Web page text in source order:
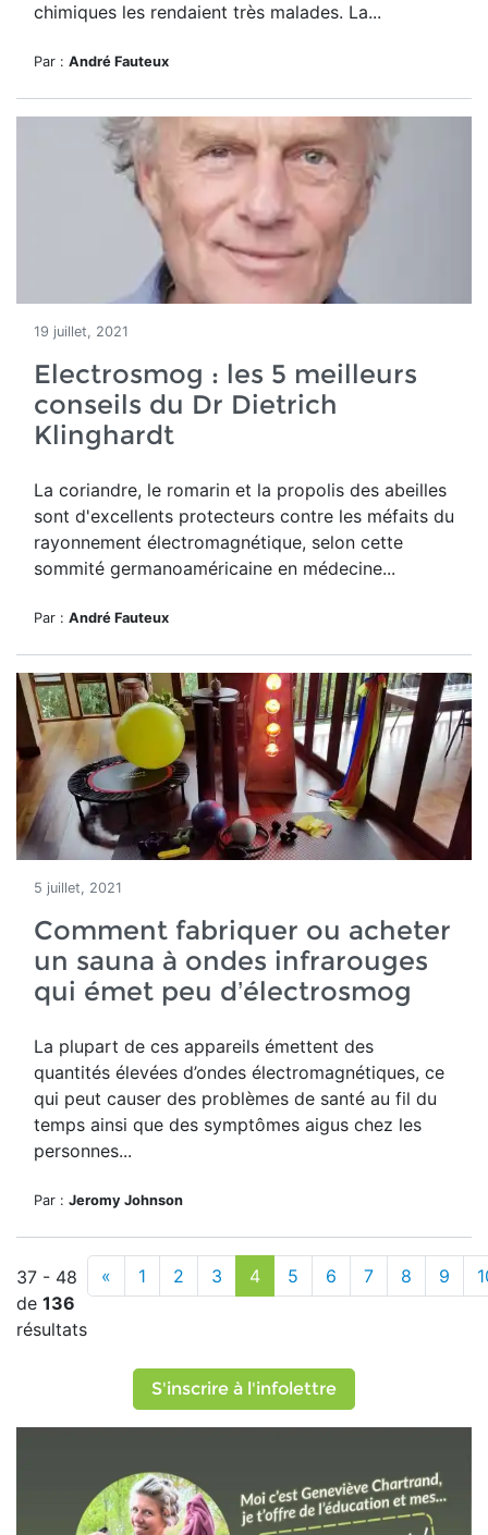
chimiques les rendaient très malades. La...
Par : André Fauteux
19 juillet, 2021
Electrosmog : les 5 meilleurs
conseils du Dr Dietrich
Klinghardt
La coriandre, le romarin et la propolis des abeilles
sont d'excellents protecteurs contre les méfaits du
rayonnement électromagnétique, selon cette
sommité germanoaméricaine en médecine...
Par : André Fauteux
5 juillet, 2021
Comment fabriquer ou acheter
un sauna à ondes infrarouges
qui émet peu d’électrosmog
La plupart de ces appareils émettent des
quantités élevées d’ondes électromagnétiques, ce
qui peut causer des problèmes de santé au fil du
temps ainsi que des symptômes aigus chez les
personnes...
Par : Jeromy Johnson
37 - 48
de 136
résultats
« 1 2 3 4 5 6 7 8 9
S'inscrire à l'infolettre